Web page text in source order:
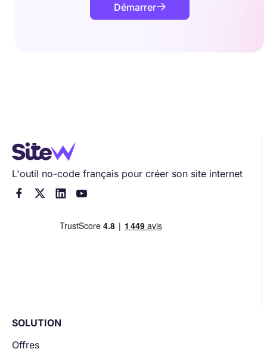

Démarrer
L'outil no-code français pour créer son site internet
   
SOLUTION
Offres